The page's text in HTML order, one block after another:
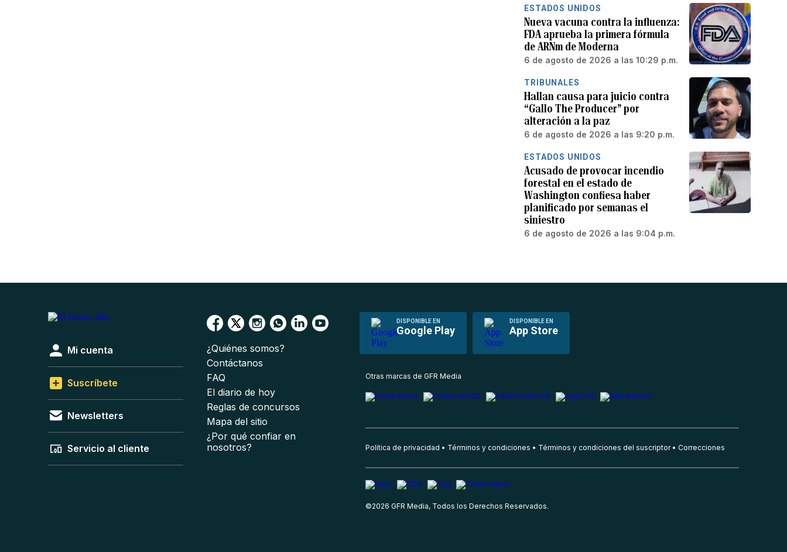
ESTADOS UNIDOS
Nueva vacuna contra la influenza:
FDA aprueba la primera fórmula
de ARNm de Moderna
6 de agosto de 2026 a las 10:29 p.m.
TRIBUNALES
Hallan causa para juicio contra
“Gallo The Producer” por
alteración a la paz
6 de agosto de 2026 a las 9:20 p.m.
ESTADOS UNIDOS
Acusado de provocar incendio
forestal en el estado de
Washington confiesa haber
planificado por semanas el
siniestro
6 de agosto de 2026 a las 9:04 p.m.
DISPONIBLE EN
Google Play
DISPONIBLE EN
App Store
Mi cuenta
Suscríbete
Newsletters
Servicio al cliente
¿Quiénes somos?
Contáctanos
FAQ
El diario de hoy
Reglas de concursos
Mapa del sitio
¿Por qué confiar en
nosotros?
Otras marcas de GFR Media
Política de privacidad Términos y condiciones Términos y condiciones del suscriptor Correcciones
©2026 GFR Media, Todos los Derechos Reservados.